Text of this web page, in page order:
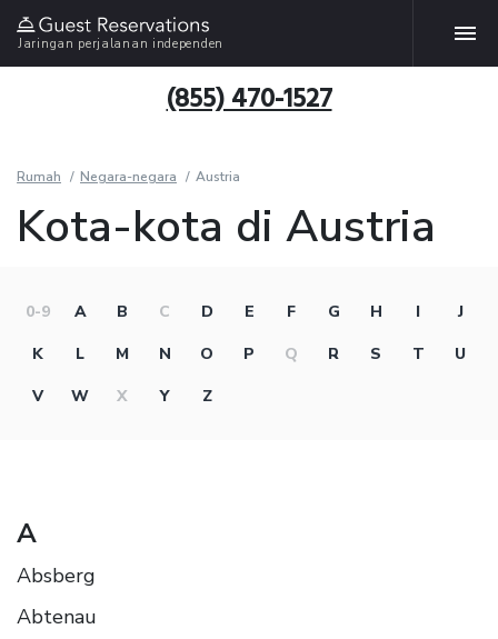
Jaringan perjalanan independen
(855) 470-1527
Rumah Negara-negara Austria
Kota-kota di Austria
0-9 A B C D E F G H I
J
K
L M N O P Q R S T
U
V
W X Y Z
A
Absberg
Abtenau